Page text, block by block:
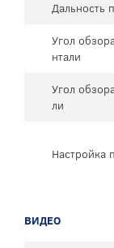
Дальность
Угол
нтали
Угол
ли
Настройка
ВИДЕО